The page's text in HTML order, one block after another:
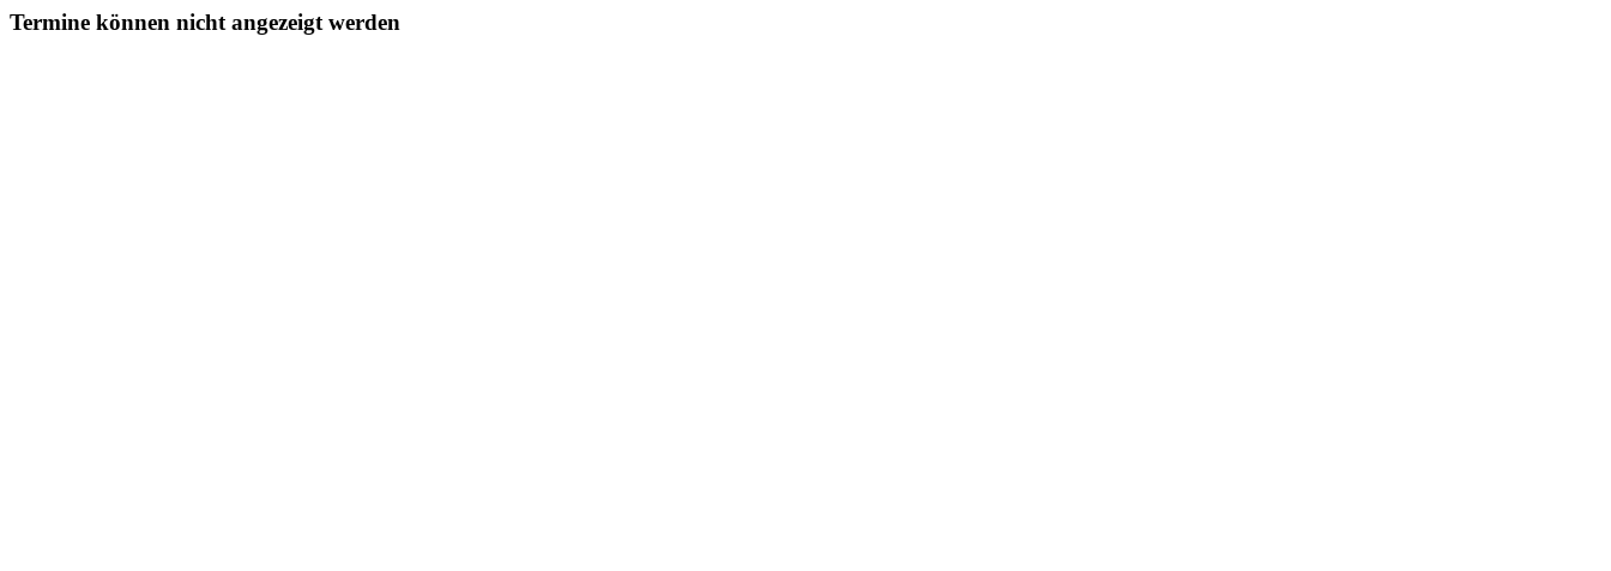
Termine können nicht angezeigt werden